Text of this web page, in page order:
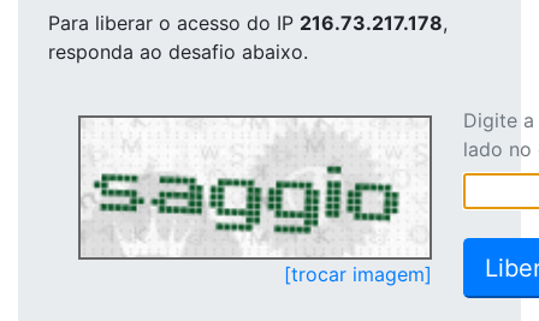
Para liberar o acesso do IP 216.73.217.178,
responda ao desafio abaixo.
[trocar imagem]
Digite
lado no